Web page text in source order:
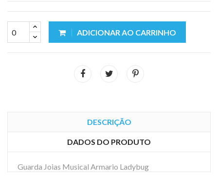
ADICIONAR AO CARRINHO
DESCRIÇÃO
DADOS DO PRODUTO
Guarda Joias Musical Armario Ladybug